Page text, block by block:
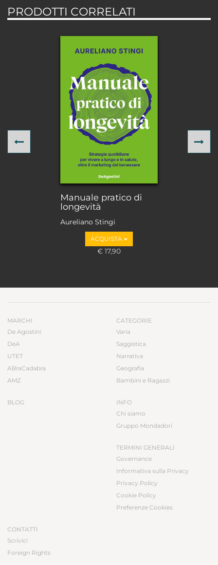
PRODOTTI CORRELATI
Manuale pratico di
longevità
Aureliano Stingi
ACQUISTA
€ 17,90
Previous
MARCHI
De Agostini
DeA
UTET
ABraCadabra
AMZ
BLOG
CATEGORIE
Varia
Saggistica
Narrativa
Geografia
Bambini e Ragazzi
INFO
Chi siamo
Gruppo Mondadori
TERMINI GENERALI
Governance
Informativa sulla Privacy
Privacy Policy
Cookie Policy
Preferenze Cookies
CONTATTI
Scrivici
Foreign Rights